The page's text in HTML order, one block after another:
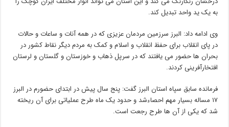
به یک ید واحد تبدیل کند.
وی ادامه داد: البرز سرزمین مردمان عزیزی که در همه آنات و ساعات و حالات
در پای انقلاب برای حفظ انقلاب و اسلام و کمک به مردم دیگر نقاط کشور در
بحران ها حضور می یافتند که در سرپل ذهاب و خوزستان و گلستان و لرستان
افتخارآفرینی کردند.
فرمانده سابق سپاه استان البرز گفت: پنج سال پیش در ابتدای حضورم در البرز
۱۷ مساله بسیار مهم احصاء‌شد و حدود یک ماه طرح عملیاتی برای آن ریخته
شد که یکی از آن ها طرح رجعت است.